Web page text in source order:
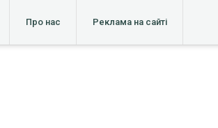
Про нас Реклама на сайті